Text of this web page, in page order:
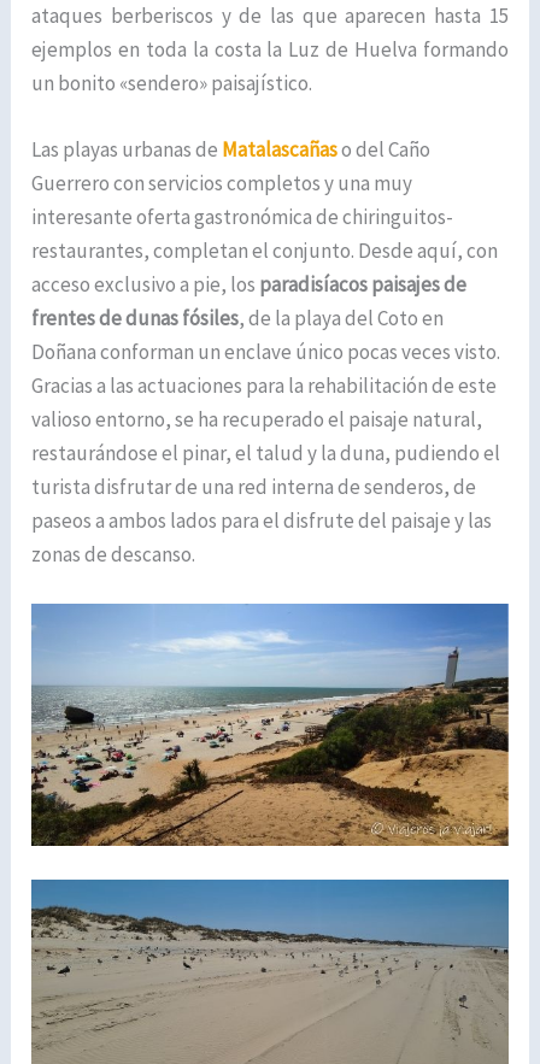
ataques berberiscos y de las que aparecen hasta 15
ejemplos en toda la costa la Luz de Huelva formando
un bonito «sendero» paisajístico.
Las playas urbanas de Matalascañaso del Caño
Guerrero con servicios completos y una muy
interesante oferta gastronómica de chiringuitos-
restaurantes, completan el conjunto. Desde aquí, con
acceso exclusivo a pie, los paradisíacos paisajes de
frentes de dunas fósiles, de la playa del Coto en
Doñana conforman un enclave único pocas veces visto.
Gracias a las actuaciones para la rehabilitación de este
valioso entorno, se ha recuperado el paisaje natural,
restaurándose el pinar, el talud y la duna, pudiendo el
turista disfrutar de una red interna de senderos, de
paseos a ambos lados para el disfrute del paisaje y las
zonas de descanso.